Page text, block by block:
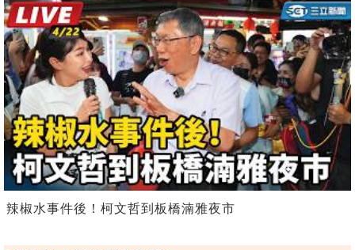
辣椒水事件後！柯文哲到板橋湳雅夜市